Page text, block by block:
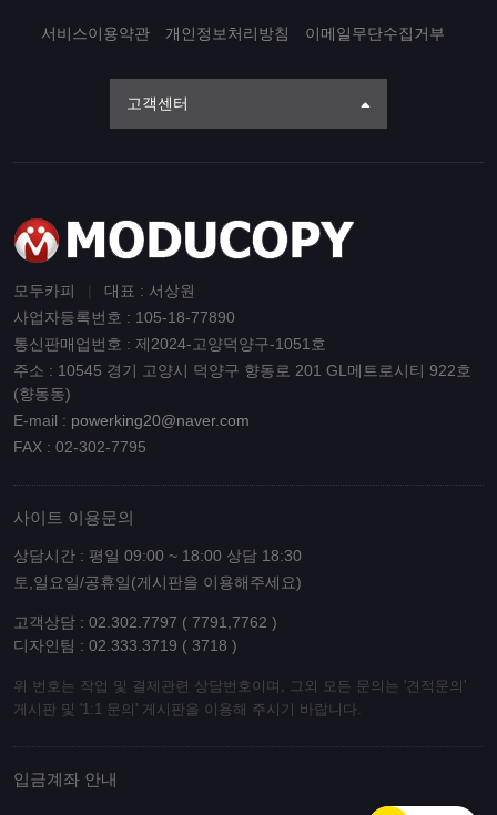
서비스이용약관 개인정보처리방침 이메일무단수집거부
고객센터
모두카피
대표 : 서상원
사업자등록번호 : 105-18-77890
통신판매업번호 : 제2024-고양덕양구-1051호
주소 : 10545 경기 고양시 덕양구 향동로 201 GL메트로시티 922호
(향동동)
E-mail : powerking20@naver.com
FAX : 02-302-7795
사이트 이용문의
상담시간 : 평일 09:00 ~ 18:00 상담 18:30
토,일요일/공휴일(게시판을 이용해주세요)
고객상담 : 02.302.7797 ( 7791,7762 )
디자인팀 : 02.333.3719 ( 3718 )
위 번호는 작업 및 결제관련 상담번호이며, 그외 모든 문의는 '견적문의'
게시판 및 '1:1 문의' 게시판을 이용해 주시기 바랍니다.
입금계좌 안내